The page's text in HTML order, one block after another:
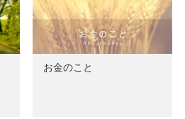
お金のこと